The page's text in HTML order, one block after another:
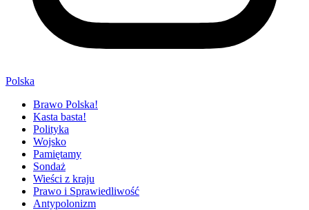
Polska
Brawo Polska!
Kasta basta!
Polityka
Wojsko
Pamiętamy
Sondaż
Wieści z kraju
Prawo i Sprawiedliwość
Antypolonizm